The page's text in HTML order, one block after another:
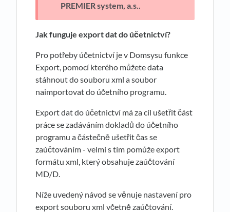
PREMIER system, a.s..
Jak funguje export dat do účetnictví?
Pro potřeby účetnictví je v Domsysu funkce
Export, pomocí kterého můžete data
stáhnout do souboru xml a soubor
naimportovat do účetního programu.
Export dat do účetnictví má za cíl ušetřit část
práce se zadáváním dokladů do účetního
programu a částečně ušetřit čas se
zaúčtováním - velmi s tím pomůže export
formátu xml, který obsahuje zaúčtování
MD/D.
Níže uvedený návod se věnuje nastavení pro
export souboru xml včetně zaúčtování.